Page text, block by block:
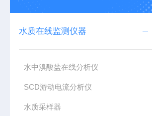
水质在线监测仪器
水中溴酸盐在线分析仪
SCD游动电流分析仪
水质采样器